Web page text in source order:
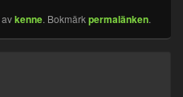
avkenne. Bokmärkpermalänken.